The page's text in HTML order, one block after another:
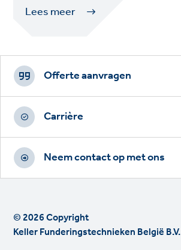
Lees meer
Footer
CTAs
Offerte aanvragen
Carrière
Neem contact op met ons
© 2026 Copyright
Keller Funderingstechnieken België B.V.